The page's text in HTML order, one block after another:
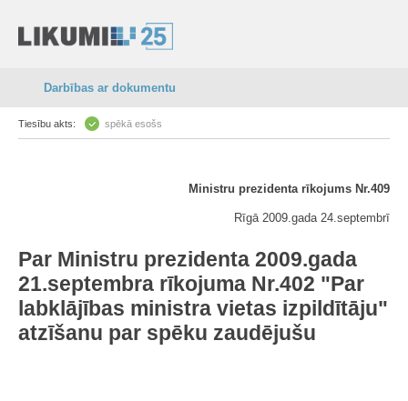
Darbības ar dokumentu
Tiesību akts: spēkā esošs
Ministru prezidenta rīkojums Nr.409
Rīgā 2009.gada 24.septembrī
Par Ministru prezidenta 2009.gada
21.septembra rīkojuma Nr.402 "Par
labklājības ministra vietas izpildītāju"
atzīšanu par spēku zaudējušu